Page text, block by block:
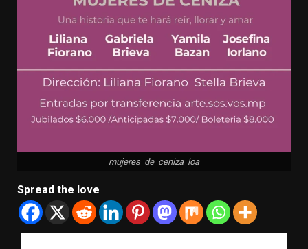
mujeres_de_ceniza_loa
Spread the love